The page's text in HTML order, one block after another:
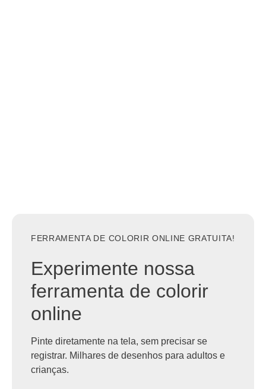
FERRAMENTA DE COLORIR ONLINE GRATUITA!
Experimente nossa
ferramenta de colorir
online
Pinte diretamente na tela, sem precisar se
registrar. Milhares de desenhos para adultos e
crianças.